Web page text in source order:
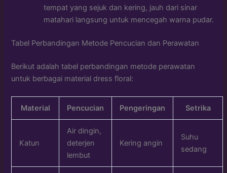
tempat yang sejuk dan kering, jauh dari sinar
matahari langsung untuk mencegah warna pudar.
Tabel Perbandingan Metode Pencucian dan Perawatan
Berikut adalah tabel perbandingan metode perawatan
untuk berbagai material dress floral:
Material Pencucian Pengeringan Setrika
Katun
Air dingin,
deterjen
lembut
Kering angin
Suhu
sedang